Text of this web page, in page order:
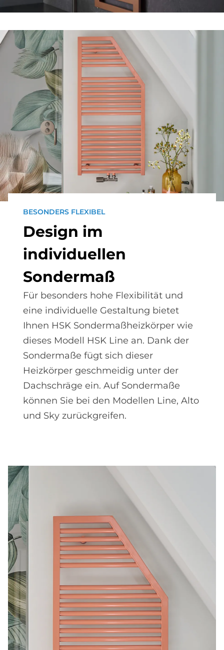
BESONDERS FLEXIBEL
De­sign im
in­di­vi­du­el­len
Son­der­maß
Für besonders hohe Flexibilität und
eine individuelle Gestaltung bietet
Ihnen HSK Sondermaßheizkörper wie
dieses Modell HSK Line an. Dank der
Sondermaße fügt sich dieser
Heizkörper geschmeidig unter der
Dachschräge ein. Auf Sondermaße
können Sie bei den Modellen Line, Alto
und Sky zurückgreifen.